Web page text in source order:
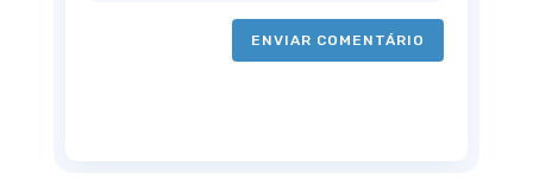
ENVIAR COMENTÁRIO